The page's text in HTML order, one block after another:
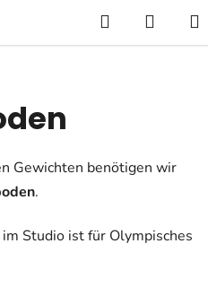
Suchen
Gewichten benötigen wir
.
im Studio ist für Olympisches